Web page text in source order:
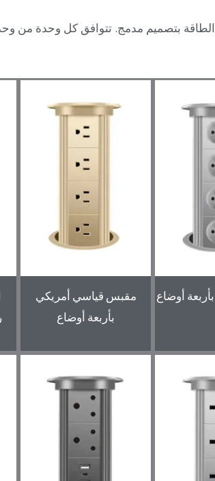
الطاقة بتصميم مدمج. تتوافق كل وحدة من
أوضاع
مقبس قياسي أمريكي
بأربعة أوضاع